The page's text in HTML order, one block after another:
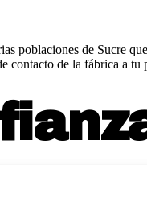
poblaciones de Sucre
contacto de la fábrica a tu